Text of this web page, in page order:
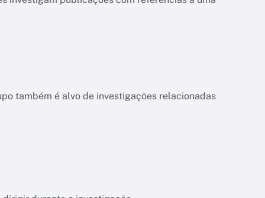
também é alvo de investigações relacionadas